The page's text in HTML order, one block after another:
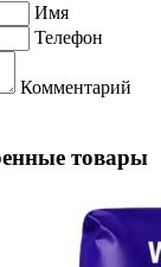
Имя
Телефон
Комментарий
товары